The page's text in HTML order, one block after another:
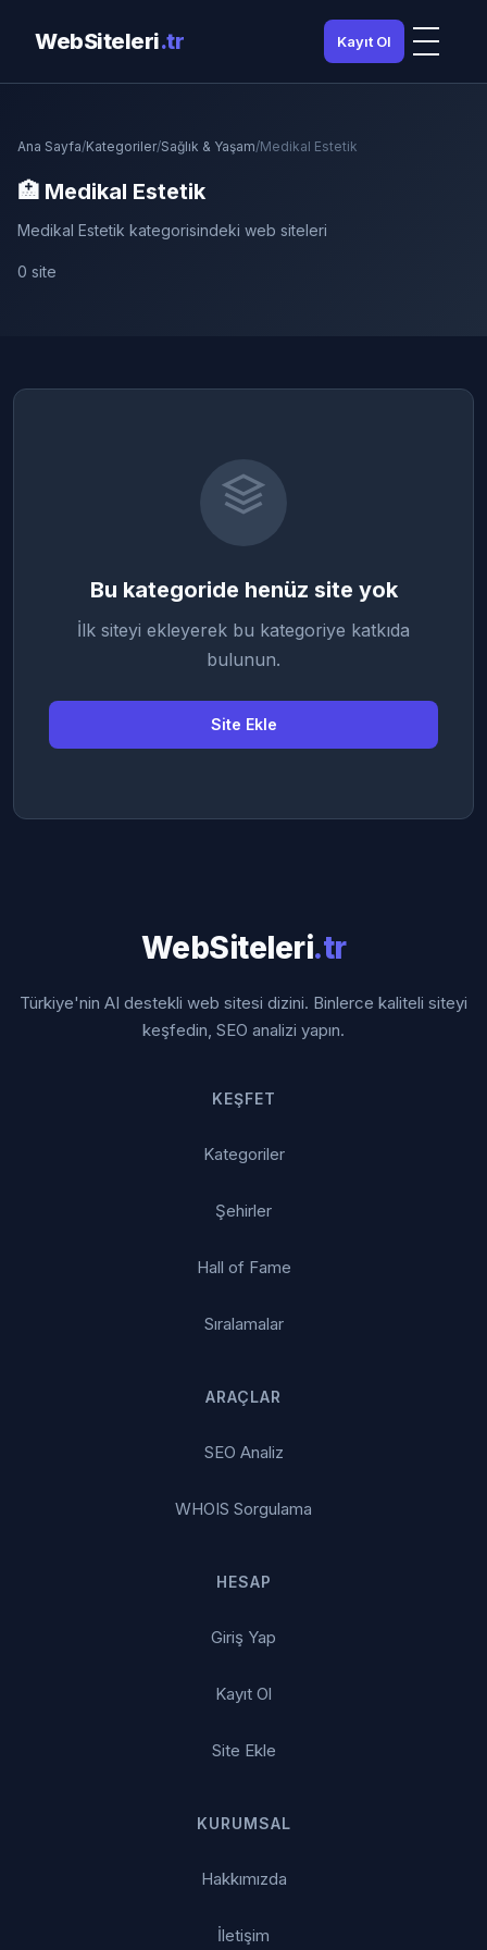
WebSiteleri.tr Kayıt Ol
Ana Sayfa/Kategoriler/Sağlık & Yaşam/Medikal Estetik
🏥 Medikal Estetik
Medikal Estetik kategorisindeki web siteleri
0 site
Bu kategoride henüz site yok
İlk siteyi ekleyerek bu kategoriye katkıda
bulunun.
Site Ekle
WebSiteleri.tr
Türkiye'nin AI destekli web sitesi dizini. Binlerce kaliteli siteyi
keşfedin, SEO analizi yapın.
KEŞFET
Kategoriler
Şehirler
Hall of Fame
Sıralamalar
ARAÇLAR
SEO Analiz
WHOIS Sorgulama
HESAP
Giriş Yap
Kayıt Ol
Site Ekle
KURUMSAL
Hakkımızda
İletişim